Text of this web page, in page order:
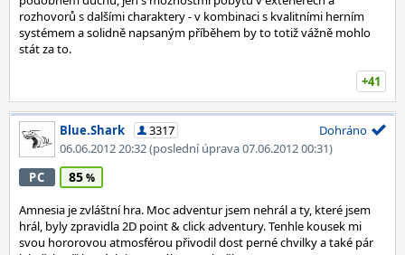
rozhovorů s dalšími charaktery - v kombinaci s kvalitními herním
systémem a solidně napsaným příběhem by to totiž vážně mohlo
stát za to.
+41
Blue.Shark
3317
06.06.2012 20:32(poslední úprava 07.06.2012 00:31)
Dohráno
PC 85
Amnesia je zvláštní hra. Moc adventur jsem nehrál a ty, které jsem
hrál, byly zpravidla 2D point & click adventury. Tenhle kousek mi
svou hororovou atmosférou přivodil dost perné chvilky a také pár